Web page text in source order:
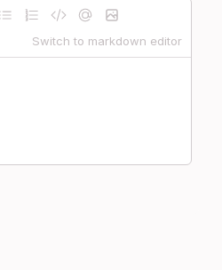
Switch to markdown editor